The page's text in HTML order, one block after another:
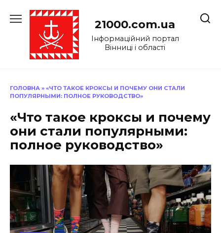
до
21000.com.ua
Інформаційний портал
Вінниці і області
ГОЛОВНА » «ЧТО ТАКОЕ КРОКСЫ И ПОЧЕМУ ОНИ СТАЛИ
ПОПУЛЯРНЫМИ: ПОЛНОЕ РУКОВОДСТВО»
«Что такое кроксы и почему
они стали популярными:
полное руководство»